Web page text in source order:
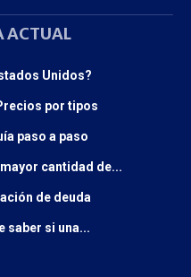
ACTUAL
Unidos?
por tipos
paso a paso
cantidad de...
de deuda
saber si una...